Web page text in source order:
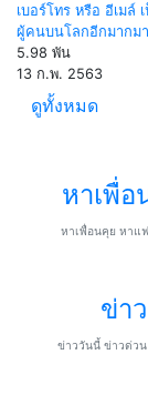
เบอร์โทร หรือ อีเมล์
ผู้คนบนโลกอีกมากม
5.98 พัน
13 ก.พ. 2563
ดูทั้งหมด
หาเพื่อ
หาเพื่อนคุย หาแ
ข่าว
ข่าววันนี้ ข่าวด่วน